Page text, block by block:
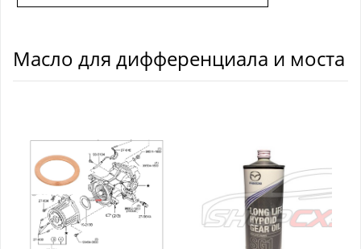
Масло для дифференциала и моста